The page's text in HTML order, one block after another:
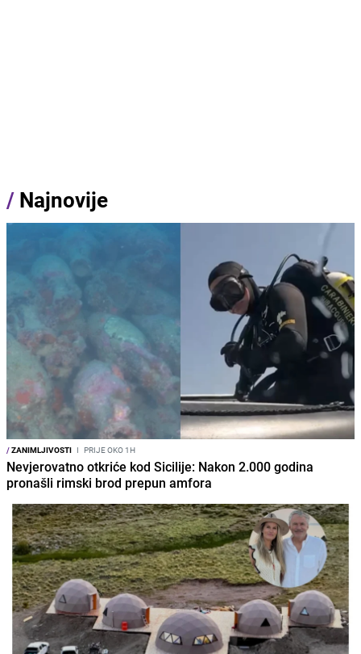
/ Najnovije
/ZANIMLJIVOSTI I PRIJE OKO 1H
Nevjerovatno otkriće kod Sicilije: Nakon 2.000 godina
pronašli rimski brod prepun amfora